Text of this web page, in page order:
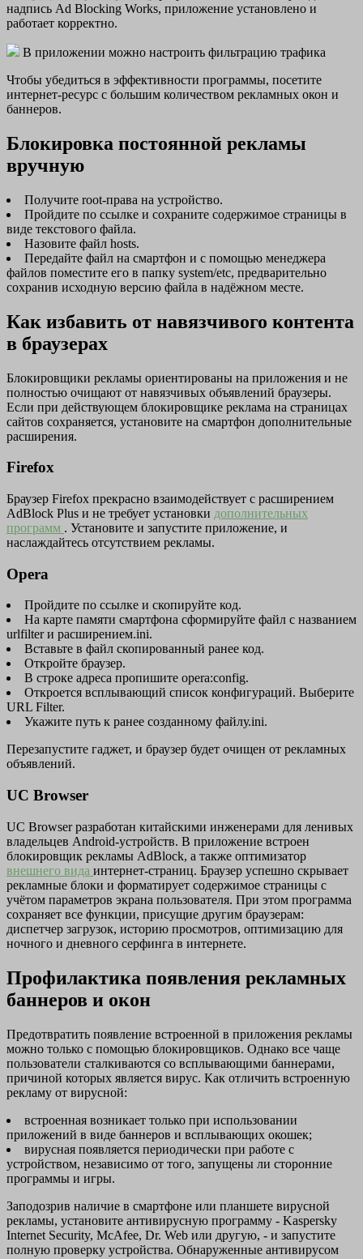
надпись Ad Blocking Works, приложение установлено и
работает корректно.
В приложении можно настроить фильтрацию трафика
Чтобы убедиться в эффективности программы, посетите
интернет-ресурс с большим количеством рекламных окон и
баннеров.
Блокировка постоянной рекламы
вручную
Получите root-права на устройство.
Пройдите по ссылке и сохраните содержимое страницы в
виде текстового файла.
Назовите файл hosts.
Передайте файл на смартфон и с помощью менеджера
файлов поместите его в папку system/etc, предварительно
сохранив исходную версию файла в надёжном месте.
Как избавить от навязчивого контента
в браузерах
Блокировщики рекламы ориентированы на приложения и не
полностью очищают от навязчивых объявлений браузеры.
Если при действующем блокировщике реклама на страницах
сайтов сохраняется, установите на смартфон дополнительные
расширения.
Firefox
Браузер Firefox прекрасно взаимодействует с расширением
AdBlock Plus и не требует установки дополнительных
программ . Установите и запустите приложение, и
наслаждайтесь отсутствием рекламы.
Opera
Пройдите по ссылке и скопируйте код.
На карте памяти смартфона сформируйте файл с названием
urlfilter и расширением.ini.
Вставьте в файл скопированный ранее код.
Откройте браузер.
В строке адреса пропишите opera:config.
Откроется всплывающий список конфигураций. Выберите
URL Filter.
Укажите путь к ранее созданному файлу.ini.
Перезапустите гаджет, и браузер будет очищен от рекламных
объявлений.
UC Browser
UC Browser разработан китайскими инженерами для ленивых
владельцев Android-устройств. В приложение встроен
блокировщик рекламы AdBlock, а также оптимизатор
внешнего вида интернет-страниц. Браузер успешно скрывает
рекламные блоки и форматирует содержимое страницы с
учётом параметров экрана пользователя. При этом программа
сохраняет все функции, присущие другим браузерам:
диспетчер загрузок, историю просмотров, оптимизацию для
ночного и дневного серфинга в интернете.
Профилактика появления рекламных
баннеров и окон
Предотвратить появление встроенной в приложения рекламы
можно только с помощью блокировщиков. Однако все чаще
пользователи сталкиваются со всплывающими баннерами,
причиной которых является вирус. Как отличить встроенную
рекламу от вирусной:
встроенная возникает только при использовании
приложений в виде баннеров и всплывающих окошек;
вирусная появляется периодически при работе с
устройством, независимо от того, запущены ли сторонние
программы и игры.
Заподозрив наличие в смартфоне или планшете вирусной
рекламы, установите антивирусную программу - Kaspersky
Internet Security, McAfee, Dr. Web или другую, - и запустите
полную проверку устройства. Обнаруженные антивирусом